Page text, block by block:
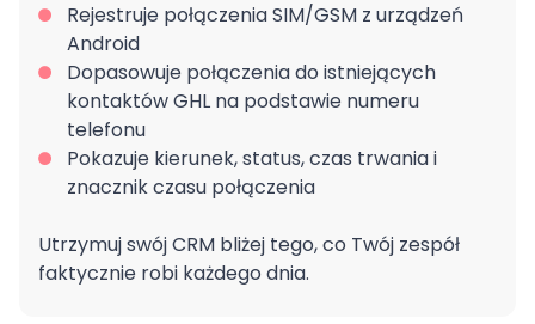
Rejestruje połączenia SIM/GSM z urządzeń
Android
Dopasowuje połączenia do istniejących
kontaktów GHL na podstawie numeru
telefonu
Pokazuje kierunek, status, czas trwania i
znacznik czasu połączenia
Utrzymuj swój CRM bliżej tego, co Twój zespół
faktycznie robi każdego dnia.